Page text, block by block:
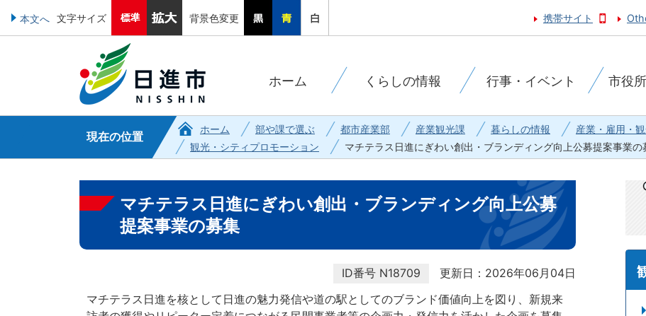
本文へ 文字サイズ 背景色変更 携帯サイト
ホーム くらしの情報 行事・イベント 市役
現在の位置
ホーム 部や課で選ぶ 都市産業部 産業観光課 暮らしの情報
産業・雇用・
観光・シティプロモーション
マチテラス日進にぎわい創出・ブランディング向上公募提案事業の
マチテラス日進にぎわい創出・ブランディング向上公募
提案事業の募集
ID番号 N18709
更新日：2026年06月04日
マチテラス日進を核として日進の魅力発信や道の駅としてのブランド価値向上を図り、新規来